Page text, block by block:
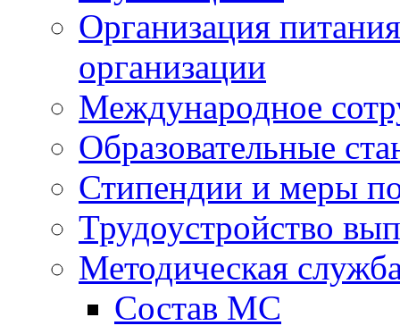
Организация
организации
Международное
Образовательные
Стипендии и меры
Трудоустройство
Методическая
Состав МС